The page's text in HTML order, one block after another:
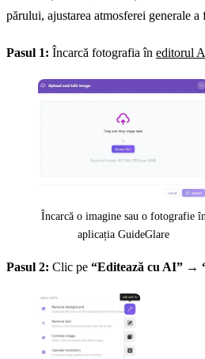
părului, ajustarea atmosferei generale a
Pasul 1: Încarcă fotografia în editorul
Încarcă o imagine sau o fotografie în
aplicația GuideGlare
Pasul 2: Clic pe “Editează cu AI” →